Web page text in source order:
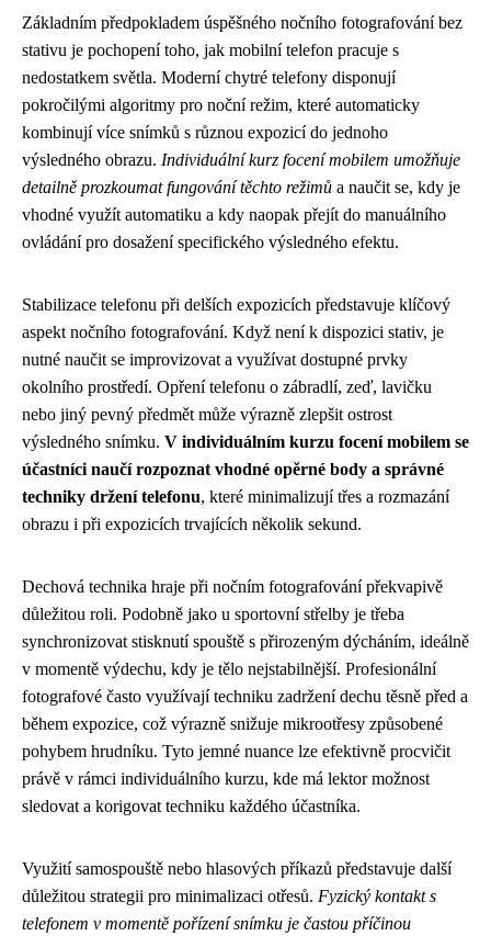
Základním předpokladem úspěšného nočního fotografování bez
stativu je pochopení toho, jak mobilní telefon pracuje s
nedostatkem světla. Moderní chytré telefony disponují
pokročilými algoritmy pro noční režim, které automaticky
kombinují více snímků s různou expozicí do jednoho
výsledného obrazu. Individuální kurz focení mobilem umožňuje
detailně prozkoumat fungování těchto režimů a naučit se, kdy je
vhodné využít automatiku a kdy naopak přejít do manuálního
ovládání pro dosažení specifického výsledného efektu.
Stabilizace telefonu při delších expozicích představuje klíčový
aspekt nočního fotografování. Když není k dispozici stativ, je
nutné naučit se improvizovat a využívat dostupné prvky
okolního prostředí. Opření telefonu o zábradlí, zeď, lavičku
nebo jiný pevný předmět může výrazně zlepšit ostrost
výsledného snímku. V individuálním kurzu focení mobilem se
účastníci naučí rozpoznat vhodné opěrné body a správné
techniky držení telefonu, které minimalizují třes a rozmazání
obrazu i při expozicích trvajících několik sekund.
Dechová technika hraje při nočním fotografování překvapivě
důležitou roli. Podobně jako u sportovní střelby je třeba
synchronizovat stisknutí spouště s přirozeným dýcháním, ideálně
v momentě výdechu, kdy je tělo nejstabilnější. Profesionální
fotografové často využívají techniku zadržení dechu těsně před a
během expozice, což výrazně snižuje mikrootřesy způsobené
pohybem hrudníku. Tyto jemné nuance lze efektivně procvičit
právě v rámci individuálního kurzu, kde má lektor možnost
sledovat a korigovat techniku každého účastníka.
Využití samospouště nebo hlasových příkazů představuje další
důležitou strategii pro minimalizaci otřesů. Fyzický kontakt s
telefonem v momentě pořízení snímku je častou příčinou